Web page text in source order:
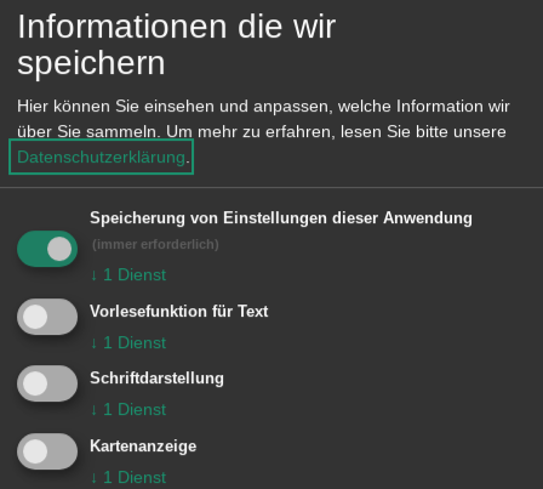
zwei Jahre geht das Orchester auf
Konzertreise ins In- und Ausland,
vorwiegend in die Partnerstädte der
Stadt Aalen. Ehrenamtlich unterhalten
die Musikerinnen und Musiker am 2.
Adventssonntag die ältesten
Bürgerinnen und Bürger der Stadt
Aalen: Beim Advent für Senioren lädt
das Orchester die Bewohnerinnen und
Bewohner der großen Aalener
Pflegeheime zum gemeinsamen,
weihnachtlichen Musizieren ein.
Informationen die wir
speichern
Hier können Sie einsehen und anpassen, welche Information wir
über Sie sammeln.
Um mehr zu erfahren, lesen Sie bitte unsere
Datenschutzerklärung
Speicherung von Einstellungen dieser Anwendung
(immer erforderlich)
↓ 1 Dienst
Vorlesefunktion für Text
↓ 1 Dienst
Schriftdarstellung
↓ 1 Dienst
Kartenanzeige
↓ 1 Dienst